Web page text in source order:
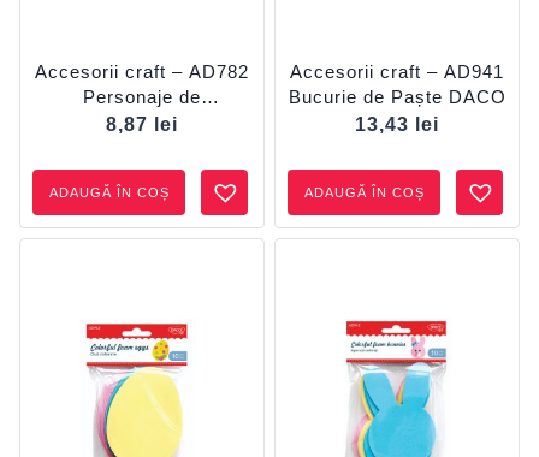
Accesorii craft – AD782
Personaje de
sărbătoare DACO
8,87 lei
ADAUGĂ ÎN COȘ
Accesorii craft – AD941
Bucurie de Paște DACO
13,43
lei
ADAUGĂ ÎN COȘ